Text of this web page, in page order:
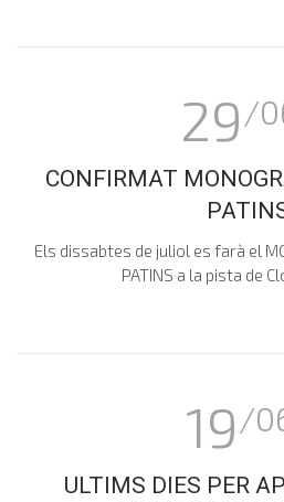
29/
CONFIRMAT
Els dissabtes de juliol es farà el
PATINS a la pista de
19/
ULTIMS DIES PER